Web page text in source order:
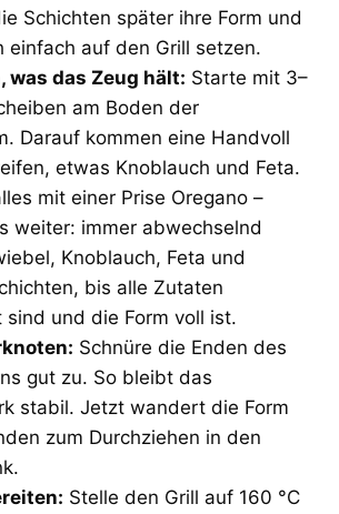
Schichten später ihre Form und
einfach auf den Grill setzen.
was das Zeug hält: Starte mit 3–
am Boden der
Darauf kommen eine Handvoll
etwas Knoblauch und Feta.
mit einer Prise Oregano –
weiter: immer abwechselnd
Knoblauch, Feta und
bis alle Zutaten
sind und die Form voll ist.
Schnüre die Enden des
gut zu. So bleibt das
stabil. Jetzt wandert die Form
zum Durchziehen in den
Stelle den Grill auf 160 °C